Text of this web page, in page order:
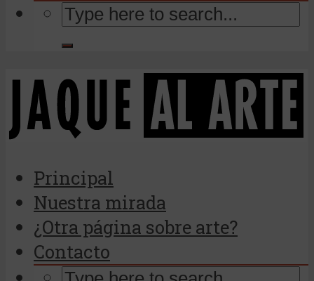
Principal
Nuestra mirada
¿Otra página sobre arte?
Contacto